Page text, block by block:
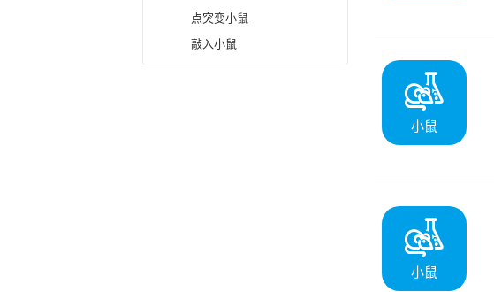
点突变小鼠
敲入小鼠
小鼠
小鼠